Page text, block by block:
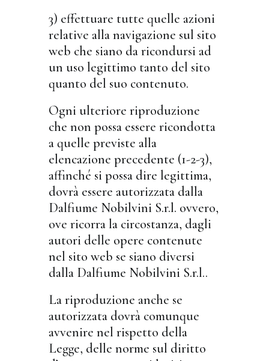
3) effettuare tutte quelle azioni
relative alla navigazione sul sito
web che siano da ricondursi ad
un uso legittimo tanto del sito
quanto del suo contenuto.
Ogni ulteriore riproduzione
che non possa essere ricondotta
a quelle previste alla
elencazione precedente (1-2-3),
affinché si possa dire legittima,
dovrà essere autorizzata dalla
Dalfiume Nobilvini S.r.l. ovvero,
ove ricorra la circostanza, dagli
autori delle opere contenute
nel sito web se siano diversi
dalla Dalfiume Nobilvini S.r.l..
La riproduzione anche se
autorizzata dovrà comunque
avvenire nel rispetto della
Legge, delle norme sul diritto